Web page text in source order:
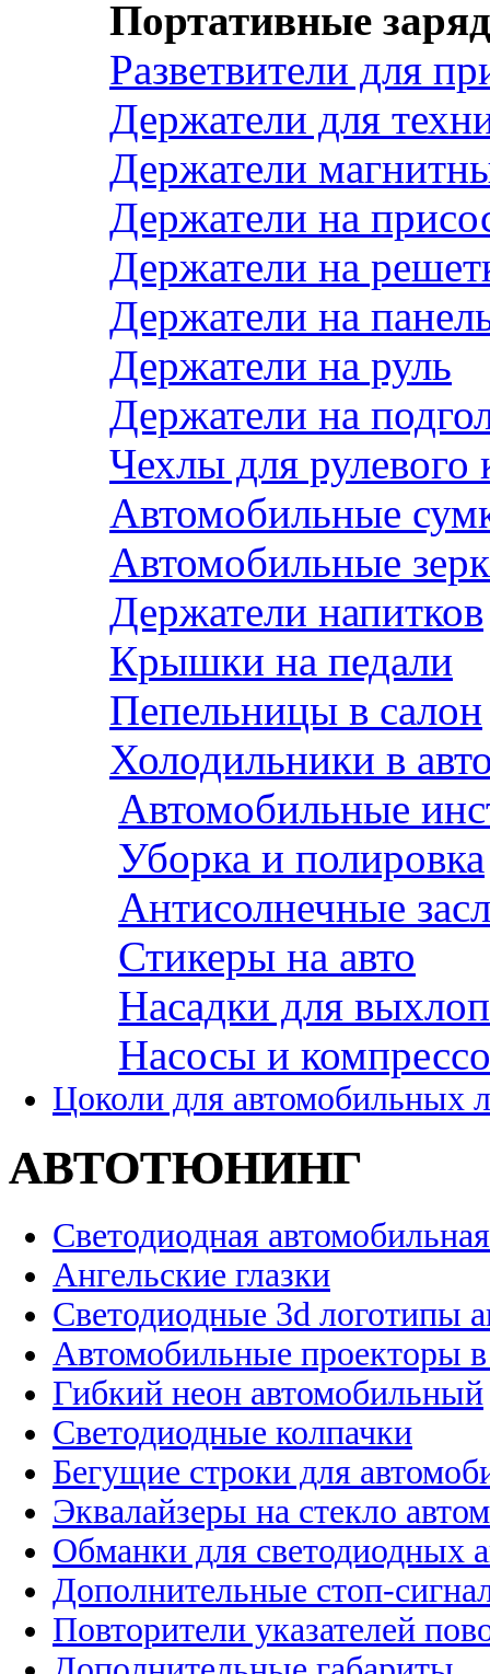
Портативные
Разветвители для
Держатели для
Держатели
Держатели на
Держатели на
Держатели на
Держатели на руль
Держатели на
Чехлы для рулевого
Автомобильные
Автомобильные
Держатели напитков
Крышки на педали
Пепельницы в салон
Холодильники в
Автомобильные
Уборка и полировка
Антисолнечные
Стикеры на авто
Насадки для
Насосы и
Цоколи для автомобильных
АВТОТЮНИНГ
Светодиодная
Ангельские глазки
Светодиодные 3d логотипы
Автомобильные проекторы
Гибкий неон автомобильный
Светодиодные колпачки
Бегущие строки для
Эквалайзеры на стекло
Обманки для светодиодных
Дополнительные стоп-
Повторители указателей